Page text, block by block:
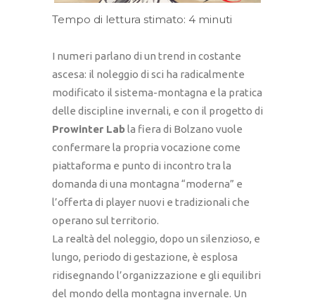
Tempo di lettura stimato: 4 minuti
I numeri parlano di un trend in costante
ascesa: il noleggio di sci ha radicalmente
modificato il sistema-montagna e la pratica
delle discipline invernali, e con il progetto di
Prowinter Lab la fiera di Bolzano vuole
confermare la propria vocazione come
piattaforma e punto di incontro tra la
domanda di una montagna “moderna” e
l’offerta di player nuovi e tradizionali che
operano sul territorio.
La realtà del noleggio, dopo un silenzioso, e
lungo, periodo di gestazione, è esplosa
ridisegnando l’organizzazione e gli equilibri
del mondo della montagna invernale. Un